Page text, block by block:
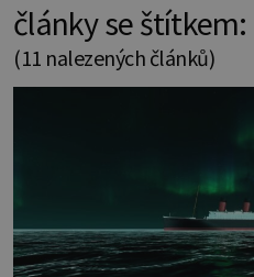
články se štítkem:
(11 nalezených článků)